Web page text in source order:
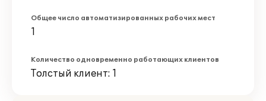
Общее число автоматизированных рабочих мест
1
Количество одновременно работающих клиентов
Толстый клиент: 1